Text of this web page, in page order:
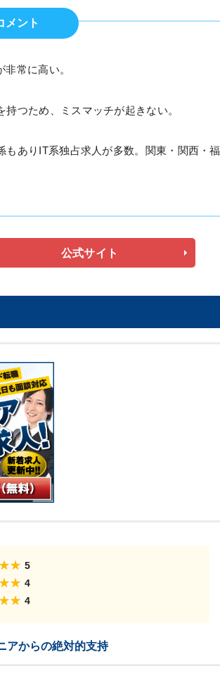
メント
常に高い。
つため、ミスマッチが起きない。
ありIT系独占求人が多数。関東・関西・福
公式サイト
5
4
4
アからの絶対的支持